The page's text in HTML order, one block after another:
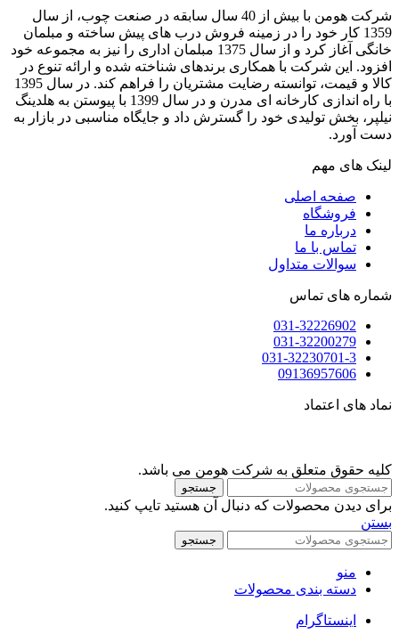
شرکت هومن با بیش از 40 سال سابقه در صنعت چوب، از سال
1359 کار خود را در زمینه فروش درب های پیش ساخته و مبلمان
خانگی آغاز کرد و از سال 1375 مبلمان اداری را نیز به مجموعه خود
افزود. این شرکت با همکاری برندهای شناخته شده و ارائه تنوع در
کالا و قیمت، توانسته رضایت مشتریان را فراهم کند. در سال 1395
با راه اندازی کارخانه ای مدرن و در سال 1399 با پیوستن به هلدینگ
نیلپر، بخش تولیدی خود را گسترش داد و جایگاه مناسبی در بازار به
دست آورد.
لینک های مهم
صفحه اصلی
فروشگاه
درباره ما
تماس با ما
سوالات متداول
شماره های تماس
031-32226902
031-32200279
031-32230701-3
09136957606
نماد های اعتماد
کلیه حقوق متعلق به شرکت هومن می باشد.
جستجو
برای دیدن محصولات که دنبال آن هستید تایپ کنید.
بستن
جستجو
منو
دسته بندی محصولات
اینستاگرام